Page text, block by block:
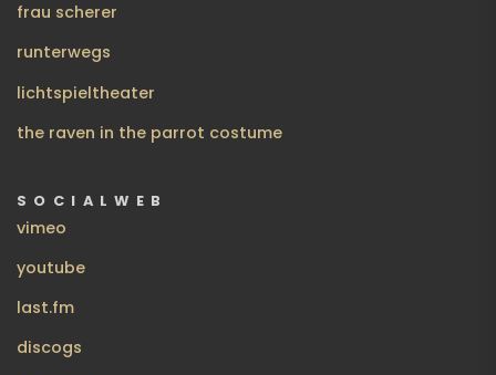
frau scherer
runterwegs
lichtspieltheater
the raven in the parrot costume
SOCIALWEB
vimeo
youtube
last.fm
discogs